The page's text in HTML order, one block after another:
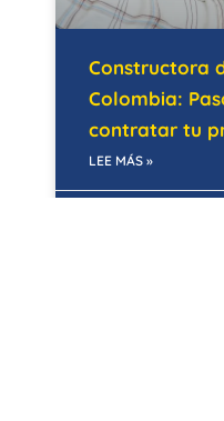
Constructora
Colombia:
contratar tu
LEE MÁS »